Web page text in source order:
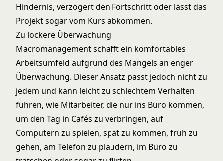
Hindernis, verzögert den Fortschritt oder lässt das
Projekt sogar vom Kurs abkommen.
Zu lockere Überwachung
Macromanagement schafft ein komfortables
Arbeitsumfeld aufgrund des Mangels an enger
Überwachung. Dieser Ansatz passt jedoch nicht zu
jedem und kann leicht zu schlechtem Verhalten
führen, wie Mitarbeiter, die nur ins Büro kommen,
um den Tag in Cafés zu verbringen, auf
Computern zu spielen, spät zu kommen, früh zu
gehen, am Telefon zu plaudern, im Büro zu